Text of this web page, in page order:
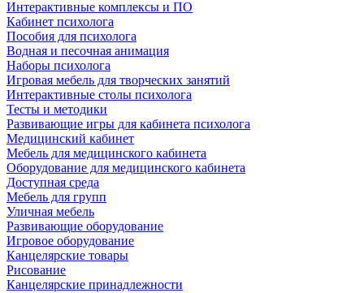
Интерактивные комплексы и ПО
Кабинет психолога
Пособия для психолога
Водная и песочная анимация
Наборы психолога
Игровая мебель для творческих занятий
Интерактивные столы психолога
Тесты и методики
Развивающие игры для кабинета психолога
Медицинский кабинет
Мебель для медицинского кабинета
Оборудование для медицинского кабинета
Доступная среда
Мебель для групп
Уличная мебель
Развивающие оборудование
Игровое оборудование
Канцелярские товары
Рисование
Канцелярские принадлежности